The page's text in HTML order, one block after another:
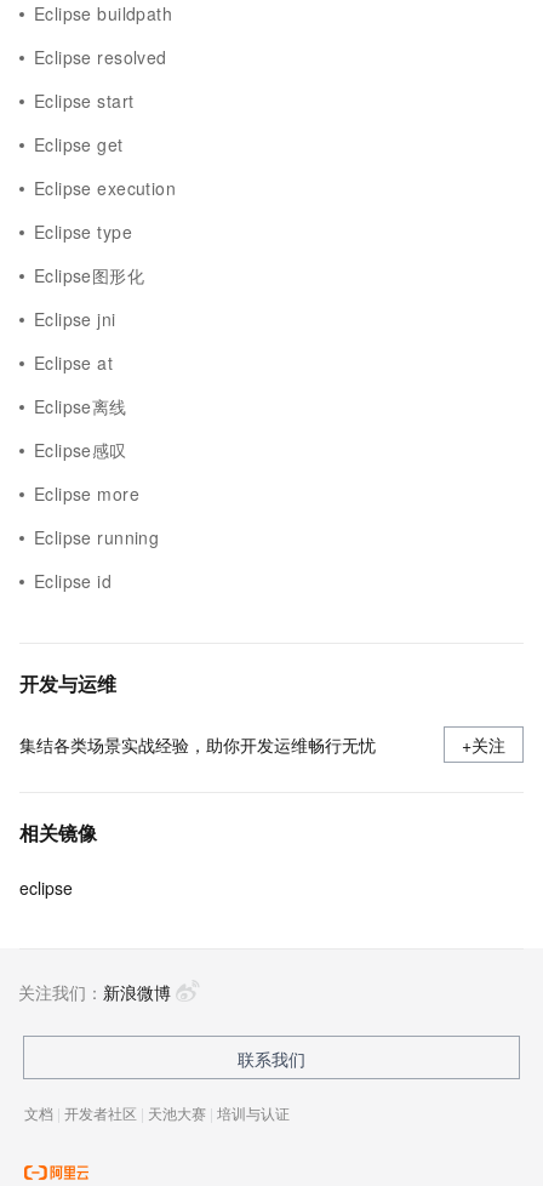
Eclipse buildpath
Eclipse resolved
Eclipse start
Eclipse get
Eclipse execution
Eclipse type
Eclipse图形化
Eclipse jni
Eclipse at
Eclipse离线
Eclipse感叹
Eclipse more
Eclipse running
Eclipse id
开发与运维
集结各类场景实战经验，助你开发运维畅行无忧 +关注
相关镜像
eclipse
关注我们： 新浪微博
联系我们
文档 | 开发者社区 | 天池大赛 | 培训与认证